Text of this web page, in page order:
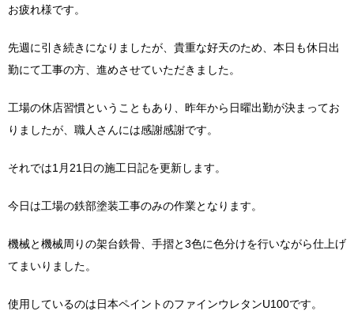
お疲れ様です。
先週に引き続きになりましたが、貴重な好天のため、本日も休日出
勤にて工事の方、進めさせていただきました。
工場の休店習慣ということもあり、昨年から日曜出勤が決まってお
りましたが、職人さんには感謝感謝です。
それでは1月21日の施工日記を更新します。
今日は工場の鉄部塗装工事のみの作業となります。
機械と機械周りの架台鉄骨、手摺と3色に色分けを行いながら仕上げ
てまいりました。
使用しているのは日本ペイントのファインウレタンU100です。